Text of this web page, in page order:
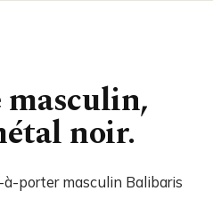
noir.
porter masculin Balibaris